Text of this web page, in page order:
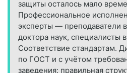
защиты осталось мало
Профессиональное
эксперты — преподаватели
доктора наук, специалисты
Соответствие стандартам.
по ГОСТ и с учётом
заведения: правильная